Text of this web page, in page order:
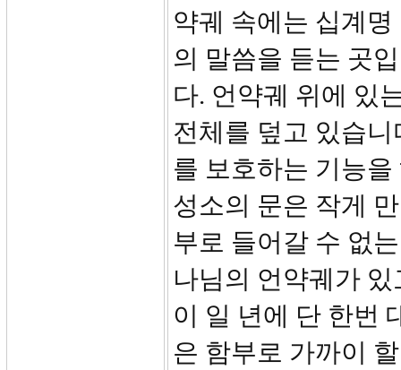
약궤 속에는 십계
의 말씀을 듣는 곳
다. 언약궤 위에 있
전체를 덮고 있습
를 보호하는 기능
성소의 문은 작게
부로 들어갈 수 없
나님의 언약궤가
이 일 년에 단 한번
은 함부로 가까이